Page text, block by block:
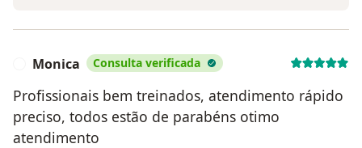
Monica Consulta verificada
Profissionais bem treinados, atendimento rápido
preciso, todos estão de parabéns otimo
atendimento